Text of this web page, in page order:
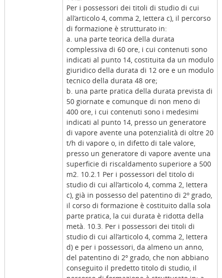
Per i possessori dei titoli di studio di cui
all’articolo 4, comma 2, Iettera c), il percorso
di formazione è strutturato in:
a. una parte teorica della durata
complessiva di 60 ore, i cui contenuti sono
indicati al punto 14, costituita da un modulo
giuridico della durata di 12 ore e un modulo
tecnico della durata 48 ore;
b. una parte pratica della durata prevista di
50 giornate e comunque di non meno di
400 ore, i cui contenuti sono i medesimi
indicati al punto 14, presso un generatore
di vapore avente una potenzialità di oltre 20
t/h di vapore o, in difetto di tale valore,
presso un generatore di vapore avente una
superficie di riscaldamento superiore a 500
m2. 10.2.1 Per i possessori del titolo di
studio di cui all’articolo 4, comma 2, Iettera
c), già in possesso del patentino di 2º grado,
il corso di formazione è costituito dalla sola
parte pratica, la cui durata è ridotta della
metà. 10.3. Per i possessori dei titoli di
studio di cui all’articolo 4, comma 2, Iettera
d) e per i possessori, da almeno un anno,
del patentino di 2º grado, che non abbiano
conseguito il predetto titolo di studio, il